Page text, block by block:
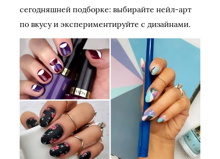
сегодняшней подборке: выбирайте нейл-арт
по вкусу и экспериментируйте с дизайнами.